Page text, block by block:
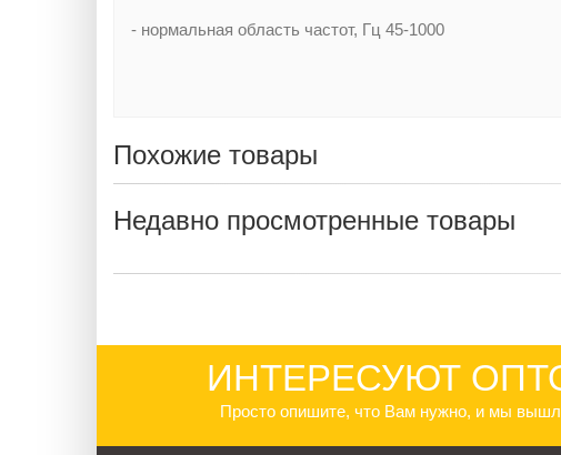
- нормальная область частот, Гц 45-1000
Похожие товары
Недавно просмотренные товары
ИНТЕРЕСУЮТ
Просто опишите, что Вам нужно, и мы